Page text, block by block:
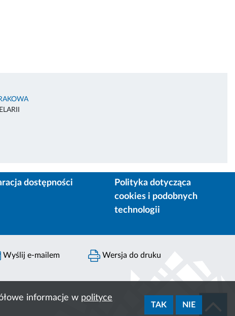
informacje w polityce
TAK NIE
dostępności
Polityka dotycząca
cookies i podobnych
technologii
Wyślij e-mailem Wersja do druku